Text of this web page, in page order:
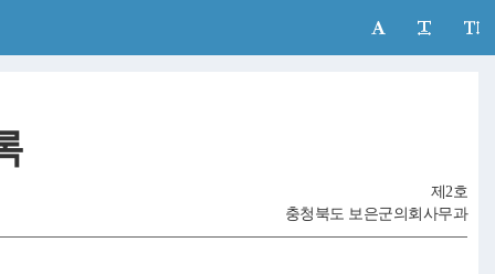
제2호
충청북도 보은군의회사무과